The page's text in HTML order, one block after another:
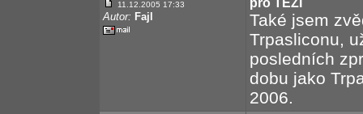
11.12.2005 17:33
Autor: Fajl
pro TEZI
Také jsem
Trpasliconu,
posledních
dobu jako
2006.